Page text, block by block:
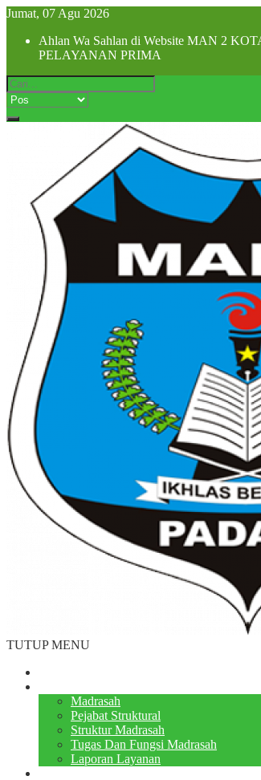
Jumat, 07 Agu 2026
Ahlan Wa Sahlan di Website MAN 2
PELAYANAN PRIMA
TUTUP MENU
Madrasah
Pejabat Struktural
Struktur Madrasah
Tugas Dan Fungsi Madrasah
Laporan Layanan